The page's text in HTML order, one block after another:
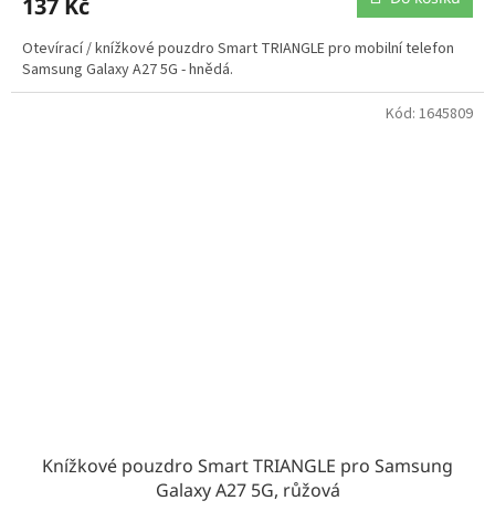
Otevírací / knížkové pouzdro Smart TRIANGLE pro mobilní telefon
Samsung Galaxy A27 5G - hnědá.
Knížkové pouzdro Smart TRIANGLE pro Samsung
Galaxy A27 5G, růžová
Kód: 1645809